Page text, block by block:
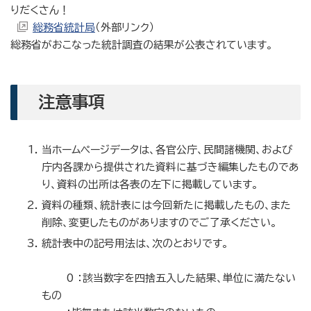
りだくさん！
総務省統計局 （外部リンク）
総務省がおこなった統計調査の結果が公表されています。
注意事項
当ホームページデータは、各官公庁、民間諸機関、および
庁内各課から提供された資料に基づき編集したものであ
り、資料の出所は各表の左下に掲載しています。
資料の種類、統計表には今回新たに掲載したもの、また
削除、変更したものがありますのでご了承ください。
統計表中の記号用法は、次のとおりです。
0 ：該当数字を四捨五入した結果、単位に満たない
もの